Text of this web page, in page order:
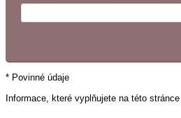
* Povinné údaje
Informace, které vyplňujete na této